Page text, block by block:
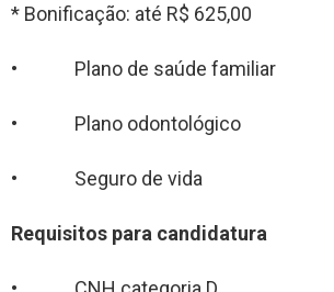
* Bonificação: até R$ 625,00
• Plano de saúde familiar
• Plano odontológico
• Seguro de vida
Requisitos para candidatura